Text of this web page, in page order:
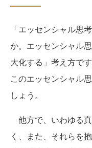
「エッセンシャル思
か。エッセンシャル
大化する」考え方で
このエッセンシャル
しょう。
他方で、いわゆる
く、また、それらを